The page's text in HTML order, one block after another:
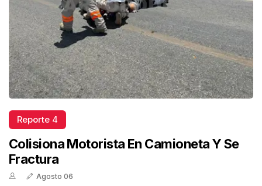
Reporte 4
Colisiona Motorista En Camioneta Y Se
Fractura
Agosto 06